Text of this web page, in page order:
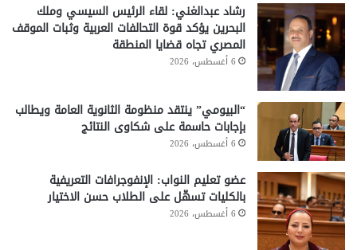
رشاد عبدالغني: لقاء الرئيس السيسي وملك
البحرين يؤكد قوة التحالفات العربية وثبات الموقف
المصري تجاه قضايا المنطقة
6 أغسطس، 2026
“البيومي” ينتقد منظومة الثانوية العامة ويطالب
بإجابات حاسمة على شكاوى النتائج
6 أغسطس، 2026
عضو تعليم النواب: الإنفوجرافات التعريفية
بالكليات تسهّل على الطلاب حسن الاختيار
6 أغسطس، 2026